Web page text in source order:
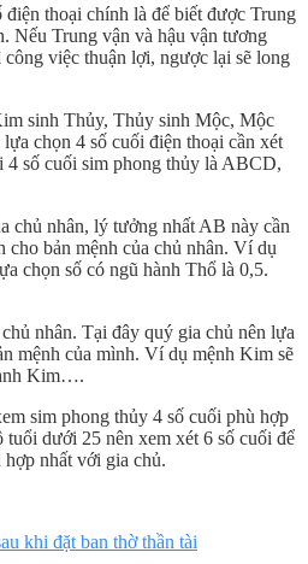
thoại chính là để biết được Trung
Nếu Trung vận và hậu vận tương
việc thuận lợi, ngược lại sẽ long
sinh Thủy, Thủy sinh Mộc, Mộc
chọn 4 số cuối điện thoại cần xét
4 số cuối sim phong thủy là ABCD,
chủ nhân, lý tưởng nhất AB này cần
cho bản mệnh của chủ nhân. Ví dụ
chọn số có ngũ hành Thổ là 0,5.
nhân. Tại đây quý gia chủ nên lựa
mệnh của mình. Ví dụ mệnh Kim sẽ
Kim….
sim phong thủy 4 số cuối phù hợp
dưới 25 nên xem xét 6 số cuối để
nhất với gia chủ.
khi đặt ban thờ thần tài